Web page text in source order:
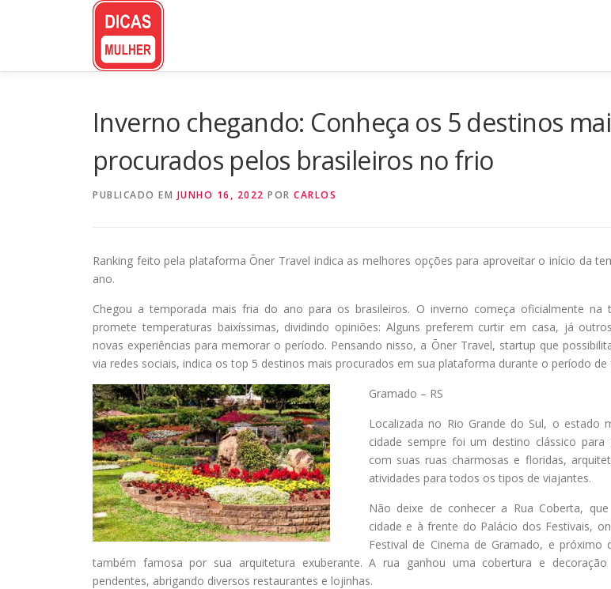
Inverno chegando: Conheça os 5 destinos
procurados pelos brasileiros no frio
PUBLICADO EM JUNHO 16, 2022 POR CARLOS
Ranking feito pela plataforma Ōner Travel indica as melhores opções para aproveitar o início da
ano.
Chegou a temporada mais fria do ano para os brasileiros. O inverno começa oficialmente na
promete temperaturas baixíssimas, dividindo opiniões: Alguns preferem curtir em casa, já
novas experiências para memorar o período. Pensando nisso, a Ōner Travel, startup que
via redes sociais, indica os top 5 destinos mais procurados em sua plataforma durante o período de
Gramado – RS
Localizada no Rio Grande do Sul, o estado
cidade sempre foi um destino clássico
com suas ruas charmosas e floridas,
atividades para todos os tipos de viajantes.
Não deixe de conhecer a Rua Coberta,
cidade e à frente do Palácio dos Festivais,
Festival de Cinema de Gramado, e próximo
também famosa por sua arquitetura exuberante. A rua ganhou uma cobertura e
pendentes, abrigando diversos restaurantes e lojinhas.